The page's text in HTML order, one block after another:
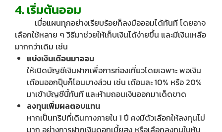
4. เริ่มต้นออม
เมื่อแผนทุกอย่างเรียบร้อยก็ลงมือออมได้ทันที โดยอาจ
เลือกใช้หลาย ๆ วิธีมาช่วยให้เก็บเงินได้ง่ายขึ้น และมีเงินเหลือ
มากกว่าเดิม เช่น
แบ่งเงินเดือนมาออม
ให้เปิดบัญชีเงินฝากเพื่อการท่องเที่ยวโดยเฉพาะ พอเงิน
เดือนออกปุ๊บก็โอนบางส่วน เช่น เดือนละ 10% หรือ 20%
มาเข้าบัญชีนี้ทันที และห้ามถอนเงินออกมาเด็ดขาด
ลงทุนเพิ่มผลตอบแทน
หากเป็นทริปที่เดินทางภายใน 1 ปี คงมีตัวเลือกให้ลงทุนไม่
มาก อย่างการฝากเงินดอกเบี้ยสูง หรือเลือกลงทุนในหุ้น